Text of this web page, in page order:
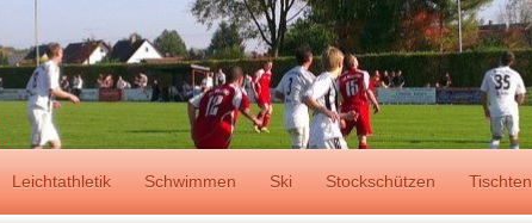
Leichtathletik Schwimmen Ski Stockschützen